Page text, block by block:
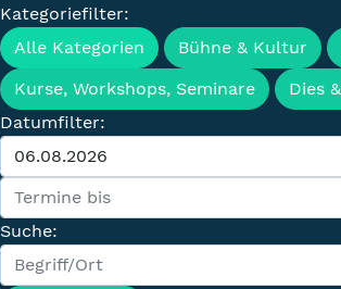
Kategoriefilter:
Alle Kategorien
Bühne & Kultur
Kurse, Workshops, Seminare
Dies
Datumfilter:
Suche: